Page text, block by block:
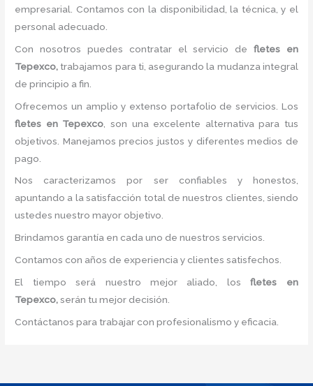
empresarial. Contamos con la disponibilidad, la técnica, y el
personal adecuado.
Con nosotros puedes contratar el servicio defletes en
Tepexco, trabajamos para ti, asegurando la mudanza integral
de principio a fin.
Ofrecemos un amplio y extenso portafolio de servicios. Los
fletes en Tepexco , son una excelente alternativa para tus
objetivos. Manejamos precios justos y diferentes medios de
pago.
Nos caracterizamos por ser confiables y honestos,
apuntando a la satisfacción total de nuestros clientes, siendo
ustedes nuestro mayor objetivo.
Brindamos garantía en cada uno de nuestros servicios.
Contamos con años de experiencia y clientes satisfechos.
El tiempo será nuestro mejor aliado, losfletes en
Tepexco,serán tu mejor decisión.
Contáctanos para trabajar con profesionalismo y eficacia.